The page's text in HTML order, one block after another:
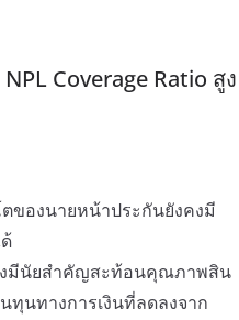
Coverage Ratio สูง
ของนายหน้าประกันยังคงมี
งมีนัยสำคัญสะท้อนคุณภาพสิน
ทุนทางการเงินที่ลดลงจาก